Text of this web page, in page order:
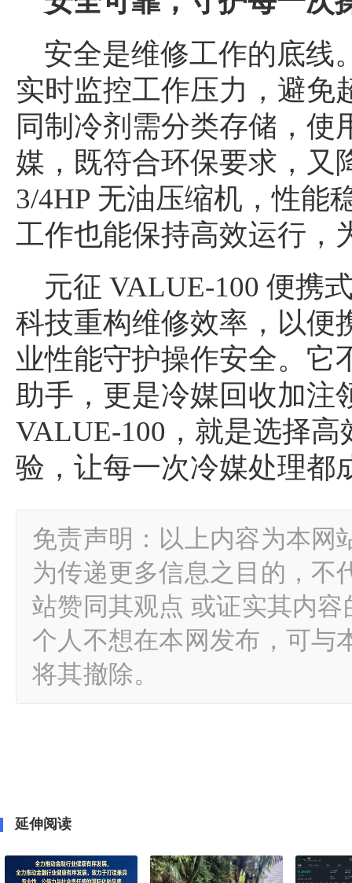
安全是维修工作的底线
实时监控工作压力，避免
同制冷剂需分类存储，使
媒，既符合环保要求，又
3/4HP 无油压缩机，性能
工作也能保持高效运行，
元征 VALUE-100 便携
科技重构维修效率，以便
业性能守护操作安全。它
助手，更是冷媒回收加注
VALUE-100，就是选择
验，让每一次冷媒处理都
免责声明：以上内容为本网
为传递更多信息之目的，不
站赞同其观点 或证实其内
个人不想在本网发布，可与
将其撤除。
延伸阅读